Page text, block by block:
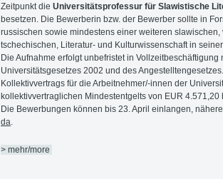
Zeitpunkt die Universitätsprofessur für Slawistische
besetzen. Die Bewerberin bzw. der Bewerber sollte in
russischen sowie mindestens einer weiteren
tschechischen, Literatur- und Kulturwissenschaft in
Die Aufnahme erfolgt unbefristet in
Universitätsgesetzes 2002 und des
Kollektivvertrags für die Arbeitnehmer/-innen der
kollektivvertraglichen Mindestentgelts von EUR 4.571,20
Die Bewerbungen können bis 23. April einlangen,
da
> mehr/more